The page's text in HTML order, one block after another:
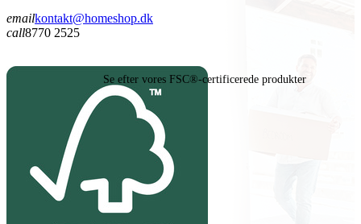
emailkontakt@homeshop.dk
call8770 2525
Se efter vores FSC®-certificerede produkter